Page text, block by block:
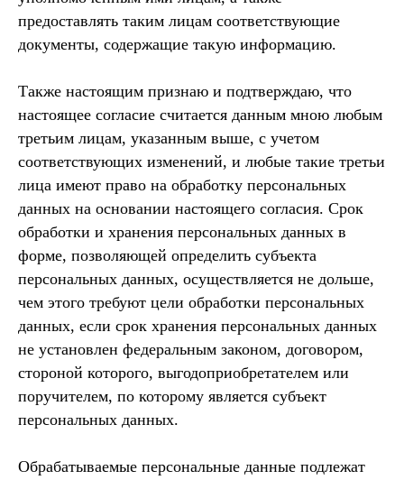
предоставлять таким лицам соответствующие
документы, содержащие такую информацию.
Также настоящим признаю и подтверждаю, что
настоящее согласие считается данным мною любым
третьим лицам, указанным выше, с учетом
соответствующих изменений, и любые такие третьи
лица имеют право на обработку персональных
данных на основании настоящего согласия. Срок
обработки и хранения персональных данных в
форме, позволяющей определить субъекта
персональных данных, осуществляется не дольше,
чем этого требуют цели обработки персональных
данных, если срок хранения персональных данных
не установлен федеральным законом, договором,
стороной которого, выгодоприобретателем или
поручителем, по которому является субъект
персональных данных.
Обрабатываемые персональные данные подлежат